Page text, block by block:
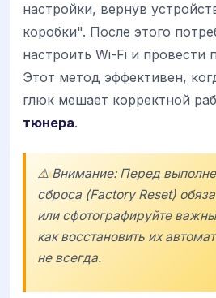
настройки, вернув
коробки". После этого
настроить Wi-Fi и провести
Этот метод эффективен,
глюк мешает корректной
тюнера.
⚠️ Внимание: Перед
сброса (Factory Reset)
или сфотографируйте
как восстановить их
не всегда.